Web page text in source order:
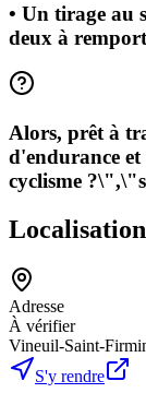
• Un tirage au
deux à
Alors, prêt à
d'endurance
cyclisme
Localisation
Adresse
À vérifier
Vineuil-Saint-
S'y rendre